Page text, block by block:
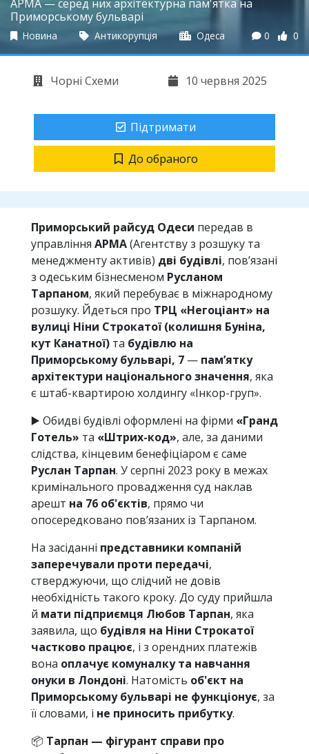
АРМА — серед них архітектурна пам'ятка на
Приморському бульварі
Новина Антикорупція Одеса 0 0
Чорні Схеми 10 червня 2025
Підтримати
До обраного
Приморський райсуд Одеси передав в
управління АРМА(Агентству з розшуку та
менеджменту активів) дві будівлі, пов’язані
з одеським бізнесменом Русланом
Тарпаном, який перебуває в міжнародному
розшуку. Йдеться про ТРЦ «Негоціант» на
вулиці Ніни Строкатої (колишня Буніна,
кут Канатної) та будівлю на
Приморському бульварі, 7 — пам’ятку
архітектури національного значення, яка
є штаб-квартирою холдингу «Інкор-груп».
▶️ Обидві будівлі оформлені на фірми «Гранд
Готель» та «Штрих-код», але, за даними
слідства, кінцевим бенефіціаром є саме
Руслан Тарпан. У серпні 2023 року в межах
кримінального провадження суд наклав
арешт на 76 об'єктів, прямо чи
опосередковано пов’язаних із Тарпаном.
На засіданні представники компаній
заперечували проти передачі,
стверджуючи, що слідчий не довів
необхідність такого кроку. До суду прийшла
й мати підприємця Любов Тарпан, яка
заявила, що будівля на Ніни Строкатої
частково працює, і з орендних платежів
вона оплачує комуналку та навчання
онуки в Лондоні. Натомість об'єкт на
Приморському бульварі не функціонує, за
її словами, і не приносить прибутку.
📦 Тарпан — фігурант справи про